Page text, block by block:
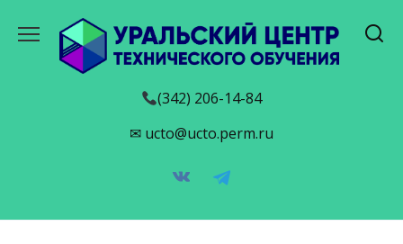
содержанию
(342) 206-14-84
✉ ucto@ucto.perm.ru